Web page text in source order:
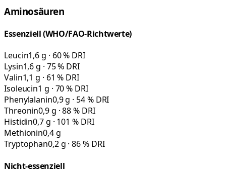
Aminosäuren
Essenziell (WHO/FAO-Richtwerte)
Leucin1,6 g · 60 % DRI
Lysin1,6 g · 75 % DRI
Valin1,1 g · 61 % DRI
Isoleucin1 g · 70 % DRI
Phenylalanin0,9 g · 54 % DRI
Threonin0,9 g · 88 % DRI
Histidin0,7 g · 101 % DRI
Methionin0,4 g
Tryptophan0,2 g · 86 % DRI
Nicht-essenziell